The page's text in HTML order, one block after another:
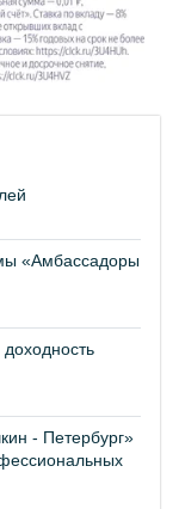
«Амбассадоры
- Петербург»